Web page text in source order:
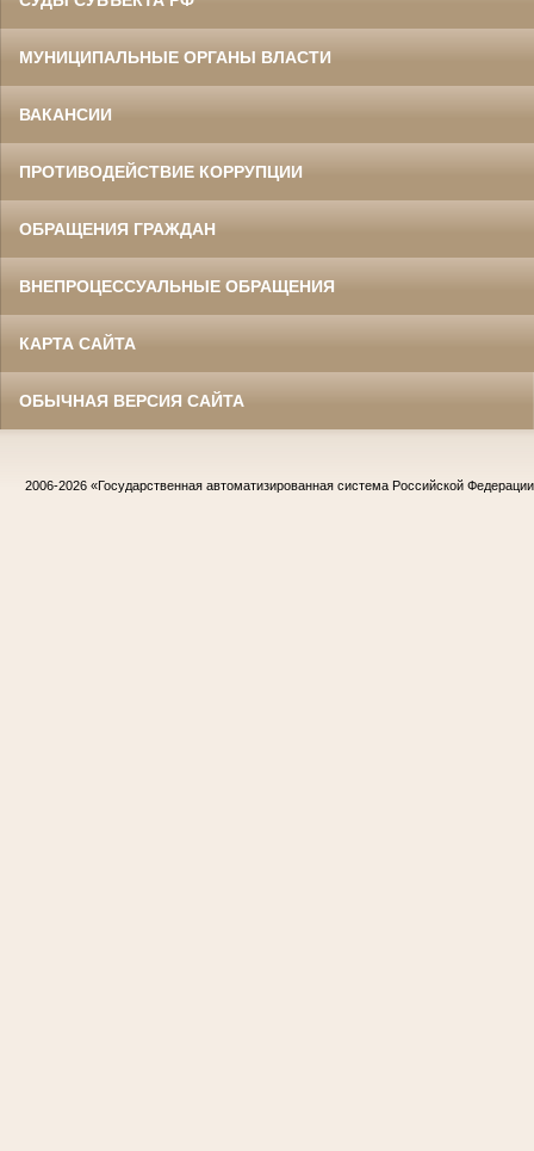
МУНИЦИПАЛЬНЫЕ ОРГАНЫ ВЛАСТИ
ВАКАНСИИ
ПРОТИВОДЕЙСТВИЕ КОРРУПЦИИ
ОБРАЩЕНИЯ ГРАЖДАН
ВНЕПРОЦЕССУАЛЬНЫЕ ОБРАЩЕНИЯ
КАРТА САЙТА
ОБЫЧНАЯ ВЕРСИЯ САЙТА
2006-2026 «Государственная автоматизированная система Российской